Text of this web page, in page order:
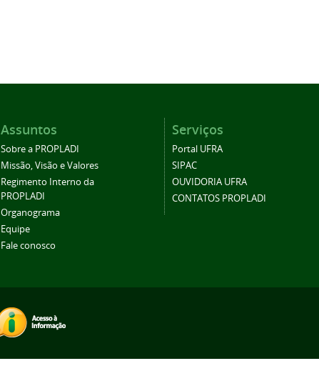
Assuntos
Sobre a PROPLADI
Missão, Visão e Valores
Regimento Interno da
PROPLADI
Organograma
Equipe
Fale conosco
Serviços
Portal UFRA
SIPAC
OUVIDORIA UFRA
CONTATOS PROPLADI